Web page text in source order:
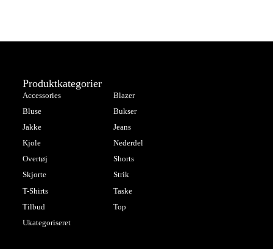
Produktkategorier
Accessories
Blazer
Bluse
Bukser
Jakke
Jeans
Kjole
Nederdel
Overtøj
Shorts
Skjorte
Strik
T-Shirts
Taske
Tilbud
Top
Ukategoriseret